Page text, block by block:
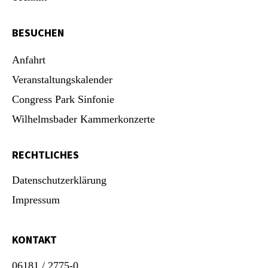
BESUCHEN
Anfahrt
Veranstaltungskalender
Congress Park Sinfonie
Wilhelmsbader Kammerkonzerte
RECHTLICHES
Datenschutzerklärung
Impressum
KONTAKT
06181 / 2775-0